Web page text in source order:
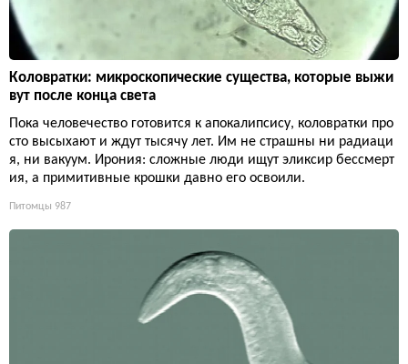
Коловратки: микроскопические существа, которые выжи
вут после конца света
Пока человечество готовится к апокалипсису, коловратки про
сто высыхают и ждут тысячу лет. Им не страшны ни радиаци
я, ни вакуум. Ирония: сложные люди ищут эликсир бессмерт
ия, а примитивные крошки давно его освоили.
Питомцы 987